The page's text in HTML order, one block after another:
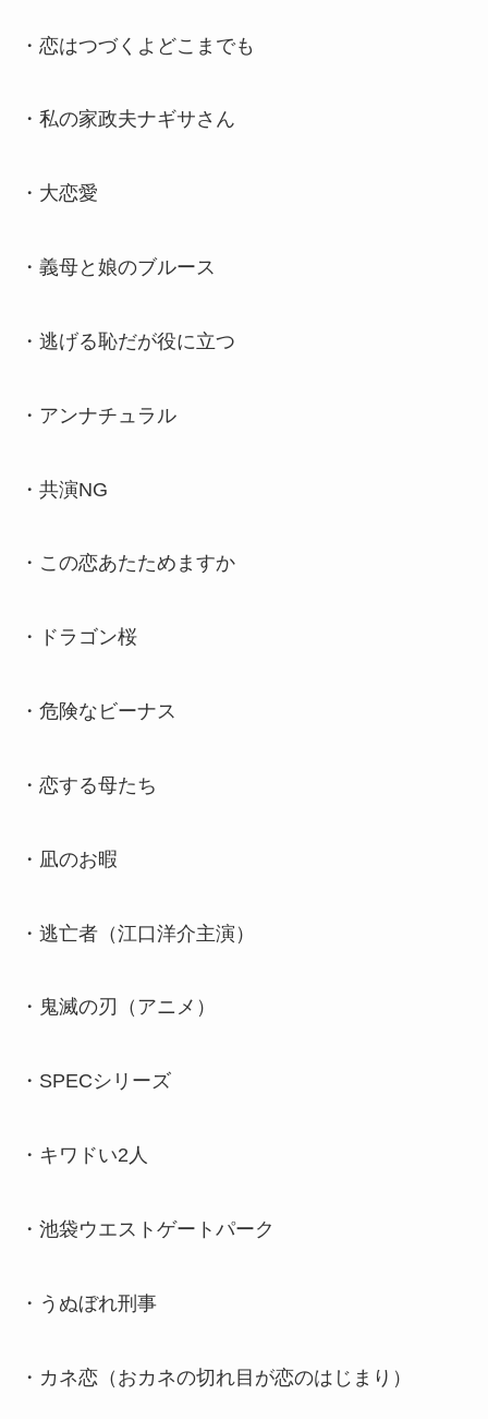
・恋はつづくよどこまでも
・私の家政夫ナギサさん
・大恋愛
・義母と娘のブルース
・逃げる恥だが役に立つ
・アンナチュラル
・共演NG
・この恋あたためますか
・ドラゴン桜
・危険なビーナス
・恋する母たち
・凪のお暇
・逃亡者（江口洋介主演）
・鬼滅の刃（アニメ）
・SPECシリーズ
・キワドい2人
・池袋ウエストゲートパーク
・うぬぼれ刑事
・カネ恋（おカネの切れ目が恋のはじまり）